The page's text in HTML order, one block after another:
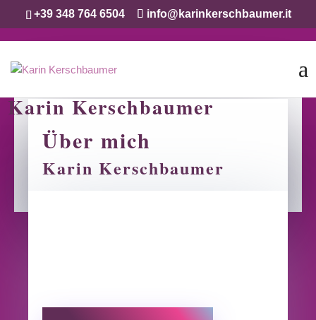
+39 348 764 6504 info@karinkerschbaumer.it
Karin Kerschbaumer
Über mich
Karin Kerschbaumer